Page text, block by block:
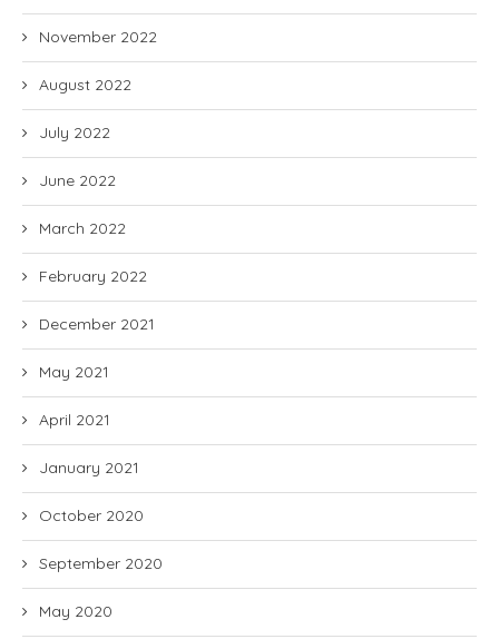
November 2022
August 2022
July 2022
June 2022
March 2022
February 2022
December 2021
May 2021
April 2021
January 2021
October 2020
September 2020
May 2020